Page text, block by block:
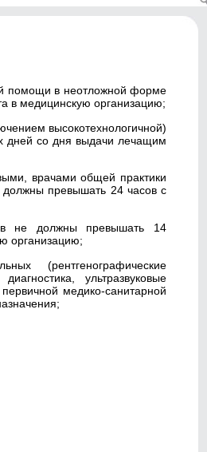
помощи в неотложной форме
в медицинскую организацию;
высокотехнологичной)
дней со дня выдачи лечащим
врачами общей практики
превышать 24 часов с
не должны превышать 14
организацию;
(рентгенографические
ультразвуковые
медико-санитарной